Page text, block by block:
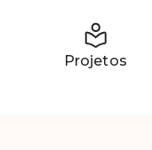
Projetos